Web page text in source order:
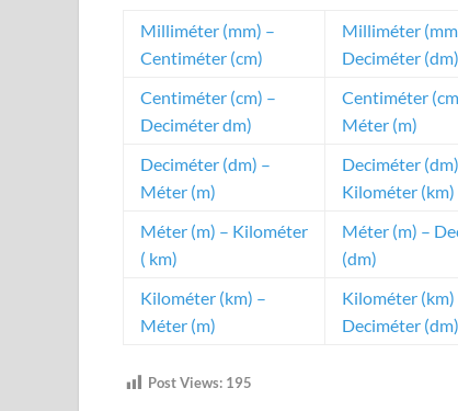
Milliméter (mm) –
Centiméter (cm)
Milliméter
Deciméter (dm)
Centiméter (cm) –
Deciméter dm)
Centiméter
Méter (m)
Deciméter (dm) –
Méter (m)
Deciméter
Kilométer (km)
Méter (m) – Kilométer
( km)
Méter (m) –
(dm)
Kilométer (km) –
Méter (m)
Kilométer (km)
Deciméter (dm)
Post Views: 195